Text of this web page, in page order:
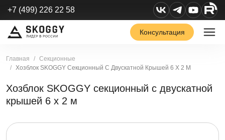
+7 (499) 226 22 58
Консультация
Главная
Секционные
Хозблок SKOGGY Секционный С Двускатной Крышей 6 Х 2 М
Хозблок SKOGGY секционный с двускатной
крышей 6 х 2 м